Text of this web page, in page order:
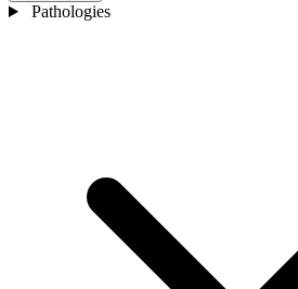
Pathologies